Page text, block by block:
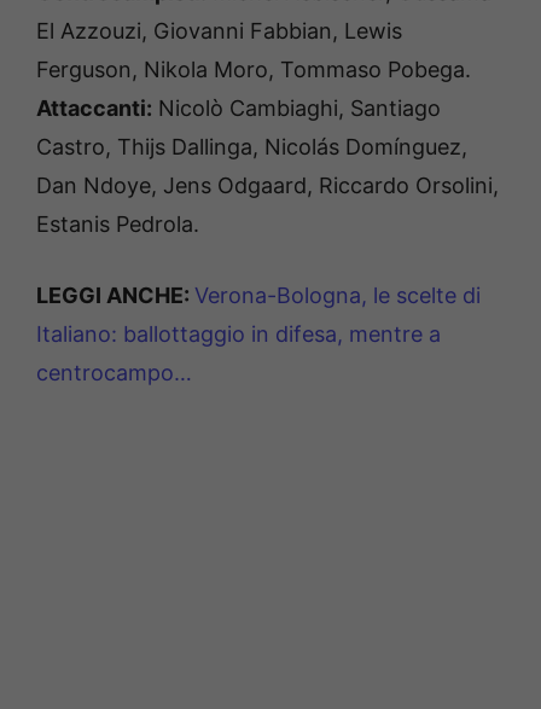
El Azzouzi, Giovanni Fabbian, Lewis
Ferguson, Nikola Moro, Tommaso Pobega.
Attaccanti: Nicolò Cambiaghi, Santiago
Castro, Thijs Dallinga, Nicolás Domínguez,
Dan Ndoye, Jens Odgaard, Riccardo Orsolini,
Estanis Pedrola.
LEGGI ANCHE: Verona-Bologna, le scelte di
Italiano: ballottaggio in difesa, mentre a
centrocampo…